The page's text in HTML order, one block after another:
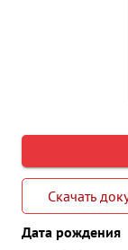
Скачать
Дата рождения